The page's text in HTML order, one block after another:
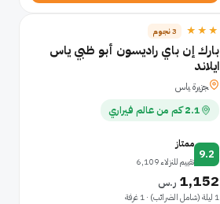
★★★ 3 نجوم
بارك إن باي راديسون أبو ظبي ياس
ايلاند
ﺠﺯﻴﺭﺓ ﻴﺎﺱ
2.1 كم من عالم فيراري
9.2
ممتاز
تقييم للنزلاء 6,109
1,152 ر.س
1 ليلة (شامل الضرائب) · 1 غرفة